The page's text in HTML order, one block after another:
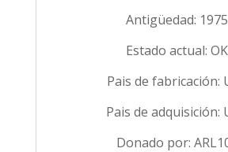
Antigüedad: 1975
Estado actual: OK
Pais de fabricación:
Pais de adquisición:
Donado por: